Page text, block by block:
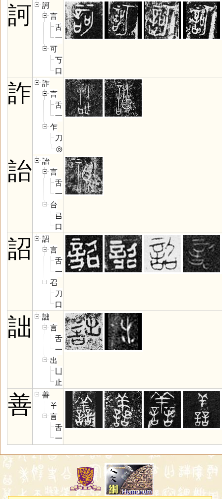
訶
訶
言
舌
一
可
丂
口
詐
詐
言
舌
一
乍
刀
◎
詒
詒
言
舌
一
台
㠯
口
詔
詔
言
舌
一
召
刀
口
詘
詘
言
舌
一
出
止
善
善
羊
言
舌
一